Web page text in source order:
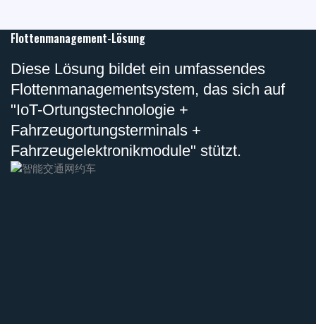
Flottenmanagement-Lösung
Diese Lösung bildet ein umfassendes
Flottenmanagementsystem, das sich auf
"IoT-Ortungstechnologie +
Fahrzeugortungsterminals +
Fahrzeugelektronikmodule" stützt.